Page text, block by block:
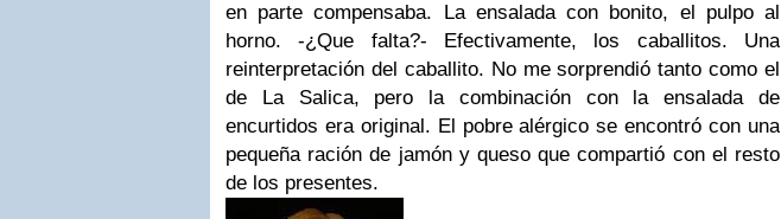
en parte compensaba. La ensalada con bonito, el pulpo al
horno. -¿Que falta?- Efectivamente, los caballitos. Una
reinterpretación del caballito. No me sorprendió tanto como el
de La Salica, pero la combinación con la ensalada de
encurtidos era original. El pobre alérgico se encontró con una
pequeña ración de jamón y queso que compartió con el resto
de los presentes.